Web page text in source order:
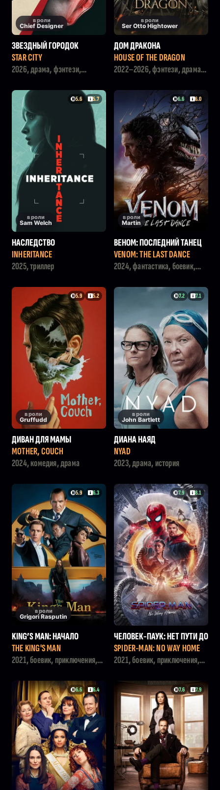
в роли
Chief Designer
ЗВЕЗДНЫЙ ГОРОДОК
STAR CITY
2026, драма, фэнтези,
в роли
Ser Otto Hightower
ДОМ ДРАКОНА
HOUSE OF THE DRAGON
2022–2026, фэнтези, драма,
5.6 5.7
в роли
Sam Welch
НАСЛЕДСТВО
INHERITANCE
2025, триллер
6.6 6.0
в роли
Martin
ВЕНОМ: ПОСЛЕДНИЙ ТАНЕЦ
VENOM: THE LAST DANCE
2024, фантастика, боевик,
5.9 5.2
в роли
Gruffudd
ДИВАН ДЛЯ МАМЫ
MOTHER, COUCH
2024, комедия, драма
7.2 7.1
в роли
John Bartlett
ДИАНА НАЯД
NYAD
2023, драма, история
5.9 6.3
в роли
Grigori Rasputin
KING’S MAN: НАЧАЛО
THE KING'S MAN
2021, боевик, приключения,
7.9 8.1
ЧЕЛОВЕК-ПАУК: НЕТ ПУТИ ДО
МОЙ
SPIDER-MAN: NO WAY HOME
2021, боевик, приключения,
6.6 6.4 7.6 7.9